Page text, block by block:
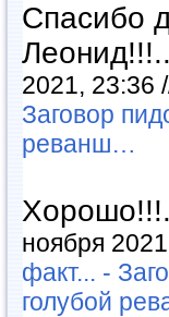
Спасибо
Леонид!!!..
2021, 23:36
Заговор
реванш…
ноября
факт... -
голубой